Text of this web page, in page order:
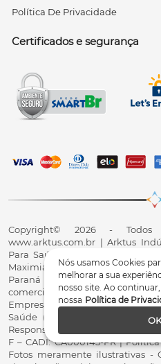
Nós usamos Cookies
melhorar a sua
nosso site. Ao
nossa Política de
OK
Política De Privacidade
Certificados e segurança
Copyright© 2026 -
www.arktus.com.br | Arktus
Para Saúde Ltda | CNPJ:
Maximiano, 107, Parque
Paraná - CEP 85825-900 -
comercial@arktus.com.br |
Empresa - AFE/ANVISA -
Saúde (Correlatos): 8.02.844-5
Responsável Técnico Dr. Alex
F – CADI: CA000145-PR |
Fotos meramente ilustrativas -